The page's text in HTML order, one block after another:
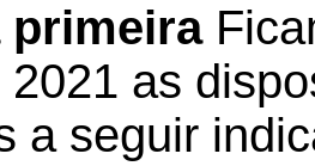
primeira
2021 as
a seguir